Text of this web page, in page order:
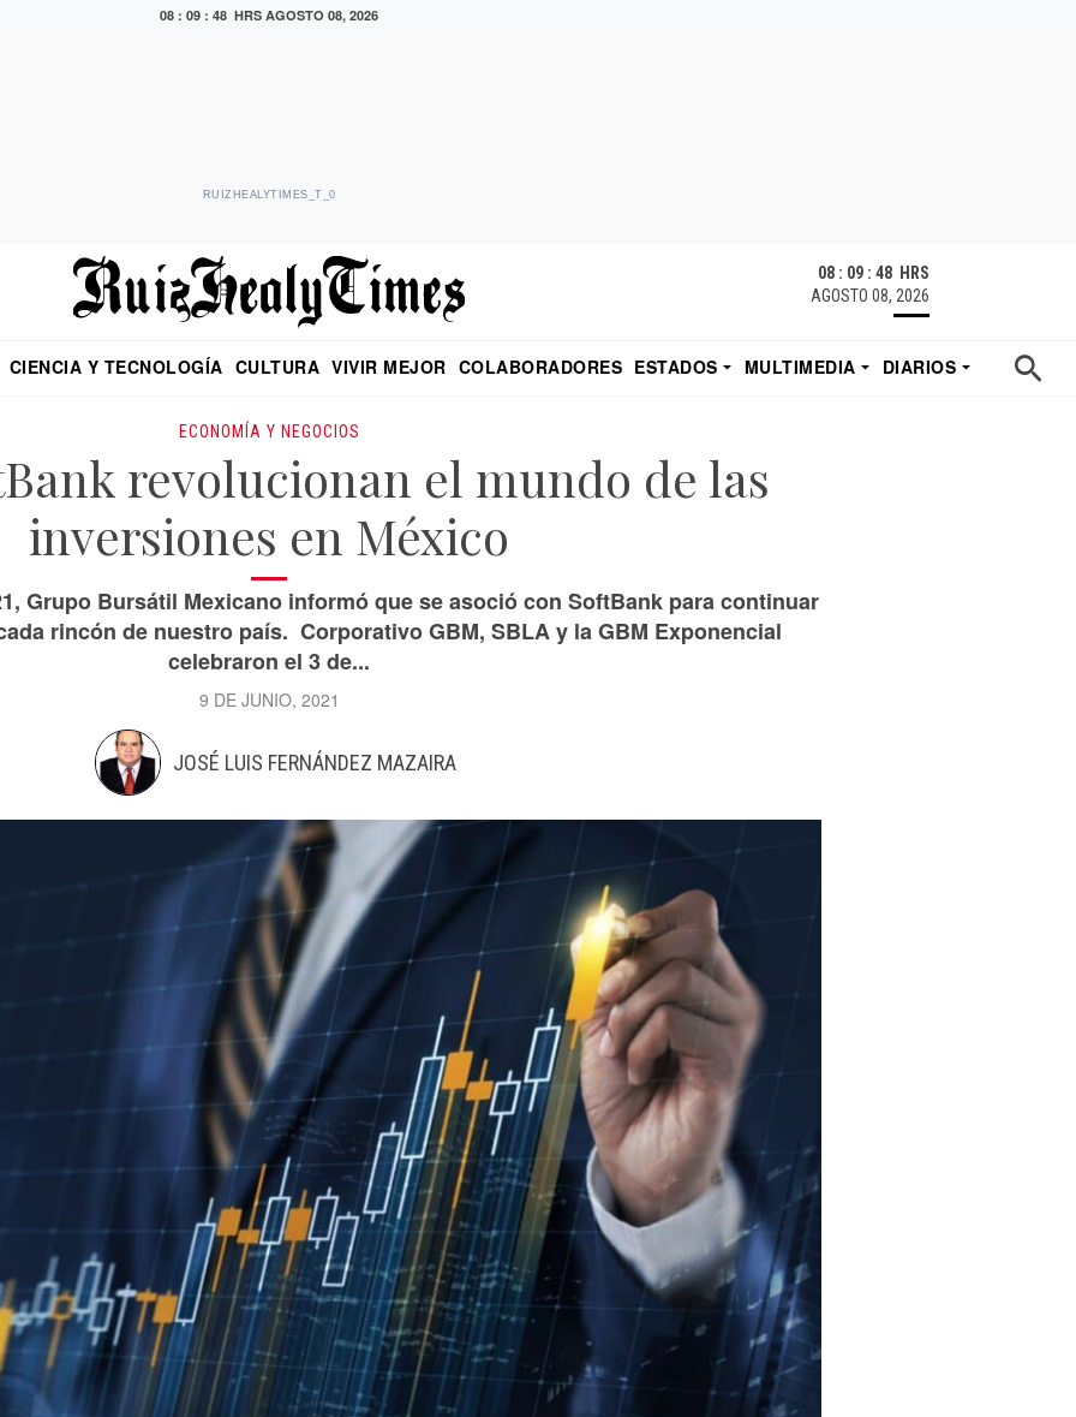
08 : 09 : 49 HRS AGOSTO 08, 2026
RUIZHEALYTIMES_T_0
08 : 09 : 49 HRS
AGOSTO 08, 2026
CIENCIA Y TECNOLOGÍA CULTURA VIVIR MEJOR COLABORADORES ESTADOS MULTIMEDIA
DIARIOS
ECONOMÍA Y NEGOCIOS
revolucionan el mundo de las
inversiones en México
Grupo Bursátil Mexicano informó que se asoció con SoftBank para continuar
rincón de nuestro país. Corporativo GBM, SBLA y la GBM Exponencial
celebraron el 3 de...
9 DE JUNIO, 2021
JOSÉ LUIS FERNÁNDEZ MAZAIRA